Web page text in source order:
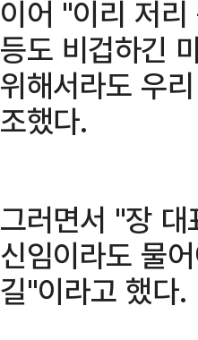
이어 "이리 저
등도 비겁하긴
위해서라도 우
조했다.
그러면서 "장
신임이라도 물
길"이라고 했다.